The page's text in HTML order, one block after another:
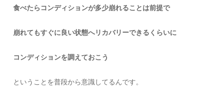
食べたらコンディションが多少崩れることは前提で
崩れてもすぐに良い状態へリカバリーできるくらいに
コンディションを調えておこう
ということを普段から意識してるんです。